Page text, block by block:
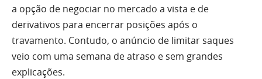
a opção de negociar no mercado a vista e de
derivativos para encerrar posições após o
travamento. Contudo, o anúncio de limitar saques
veio com uma semana de atraso e sem grandes
explicações.